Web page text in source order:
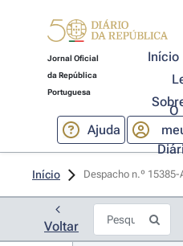
Jornal Oficial
da República
Portuguesa
Início
Ajuda
O
Início Despacho n.º
Voltar